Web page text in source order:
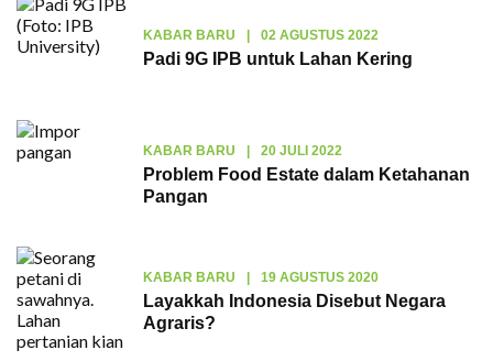
KABAR BARU | 02 AGUSTUS 2022
Padi 9G IPB untuk Lahan Kering
KABAR BARU | 20 JULI 2022
Problem Food Estate dalam Ketahanan
Pangan
KABAR BARU | 19 AGUSTUS 2020
Layakkah Indonesia Disebut Negara
Agraris?